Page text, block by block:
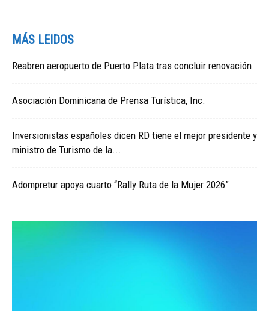
MÁS LEIDOS
Reabren aeropuerto de Puerto Plata tras concluir renovación
Asociación Dominicana de Prensa Turística, Inc.
Inversionistas españoles dicen RD tiene el mejor presidente y
ministro de Turismo de la...
Adompretur apoya cuarto “Rally Ruta de la Mujer 2026”